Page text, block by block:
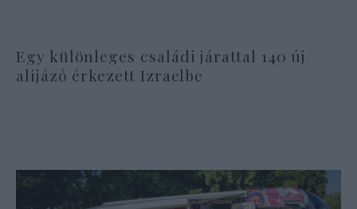
Egy különleges családi járattal 140 új
alijázó érkezett Izraelbe